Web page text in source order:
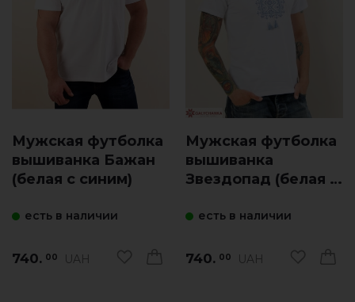
Мужская футболка
вышиванка Бажан
(белая с синим)
есть в наличии
740. 00 UAH
Мужская футболка
вышиванка
Звездопад (белая с
есть в наличии
740. 00 UAH